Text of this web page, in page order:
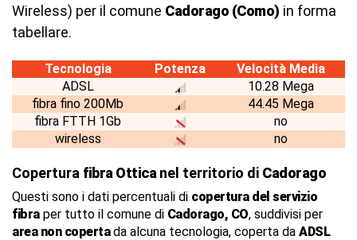
Wireless) per il comune Cadorago (Como) in forma
tabellare.
Tecnologia Potenza
Velocità Media
ADSL
10.28 Mega
fibra fino 200Mb
44.45 Mega
fibra FTTH 1Gb
no
wireless
no
Copertura fibra Ottica nel territorio di Cadorago
Questi sono i dati percentuali di copertura del servizio
fibraper tutto il comune di Cadorago, CO, suddivisi per
area non copertada alcuna tecnologia, coperta da ADSL